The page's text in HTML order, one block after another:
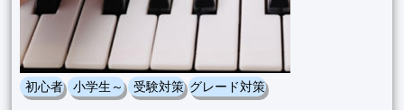
初心者 小学生～ 受験対策 グレード対策